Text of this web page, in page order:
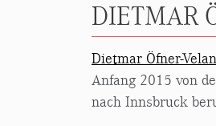
DIETMAR
Dietmar Öfner-
Anfang 2015 von
nach Innsbruck